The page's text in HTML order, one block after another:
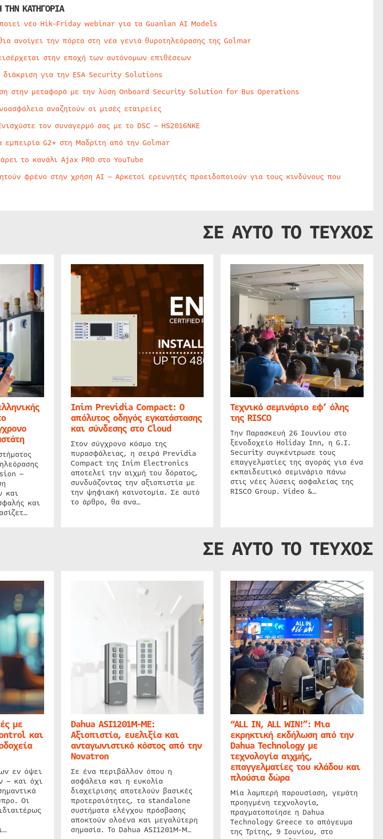
ΚΑΤΗΓΟΡΙΑ
νέο Hik-Friday webinar για τα Guanlan AI Models
ανοίγει την πόρτα στη νέα γενιά θυροτηλεόρασης της Golmar
στην εποχή των αυτόνομων επιθέσεων
διάκριση για την ESA Security Solutions
στην μεταφορά με την λύση Onboard Security Solution for Bus Operations
αναζητούν οι μισές εταιρείες
τον συναγερμό σας με το DSC – HS2016NKE
G2+ στη Μαδρίτη από την Golmar
το κανάλι Ajax PRO στο YouTube
φρένο στην χρήση AI – Αρκετοί ερευνητές προειδοποιούν για τους κινδύνους που
ΣΕ ΑΥΤΟ ΤΟ ΤΕΥΧΟΣ
–
και
και
Inim Previdia Compact: Ο
απόλυτος οδηγός εγκατάστασης
και σύνδεσης στο Cloud
Στον σύγχρονο κόσμο της
πυρασφάλειας, η σειρά Previdia
Compact της Inim Electronics
αποτελεί την αιχμή του δόρατος,
συνδυάζοντας την αξιοπιστία με
την ψηφιακή καινοτομία. Σε αυτό
το άρθρο, θα ανα…
Τεχνικό σεμινάριο εφ’ όλης
της RISCO
Την Παρασκευή 26 Ιουνίου στο
ξενοδοχείο Holiday Inn, η G.I.
Security συγκέντρωσε τους
επαγγελματίες της αγοράς για ένα
εκπαιδευτικό σεμινάριο πάνω
στις νέες λύσεις ασφαλείας της
RISCO Group. Video &…
ΣΕ ΑΥΤΟ ΤΟ ΤΕΥΧΟΣ
με
και
εν όψει
– και όχι
Οι
Dahua ASI1201M-ME:
Αξιοπιστία, ευελιξία και
ανταγωνιστικό κόστος από την
Novatron
Σε ένα περιβάλλον όπου η
ασφάλεια και η ευκολία
διαχείρισης αποτελούν βασικές
προτεραιότητες, τα standalone
συστήματα ελέγχου πρόσβασης
αποκτούν ολοένα και μεγαλύτερη
σημασία. Το Dahua ASI1201M-M…
“ALL IN, ALL WIN!”: Μια
εκρηκτική εκδήλωση από την
Dahua Technology με
τεχνολογία αιχμής,
επαγγελματίες του κλάδου και
πλούσια δώρα
Μία λαμπερή παρουσίαση, γεμάτη
προηγμένη τεχνολογία,
πραγματοποίησε η Dahua
Technology Greece το απόγευμα
της Τρίτης, 9 Ιουνίου, στο